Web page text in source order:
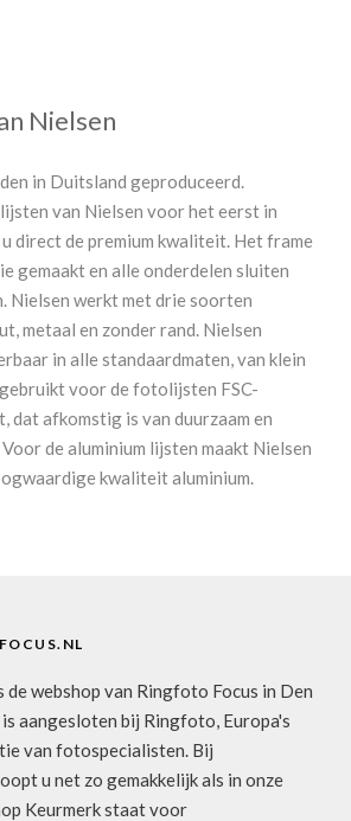
Nielsen
in Duitsland geproduceerd.
van Nielsen voor het eerst in
direct de premium kwaliteit. Het frame
gemaakt en alle onderdelen sluiten
Nielsen werkt met drie soorten
metaal en zonder rand. Nielsen
in alle standaardmaten, van klein
voor de fotolijsten FSC-
dat afkomstig is van duurzaam en
de aluminium lijsten maakt Nielsen
kwaliteit aluminium.
webshop van Ringfoto Focus in Den
aangesloten bij Ringfoto, Europa's
van fotospecialisten. Bij
u net zo gemakkelijk als in onze
Keurmerk staat voor